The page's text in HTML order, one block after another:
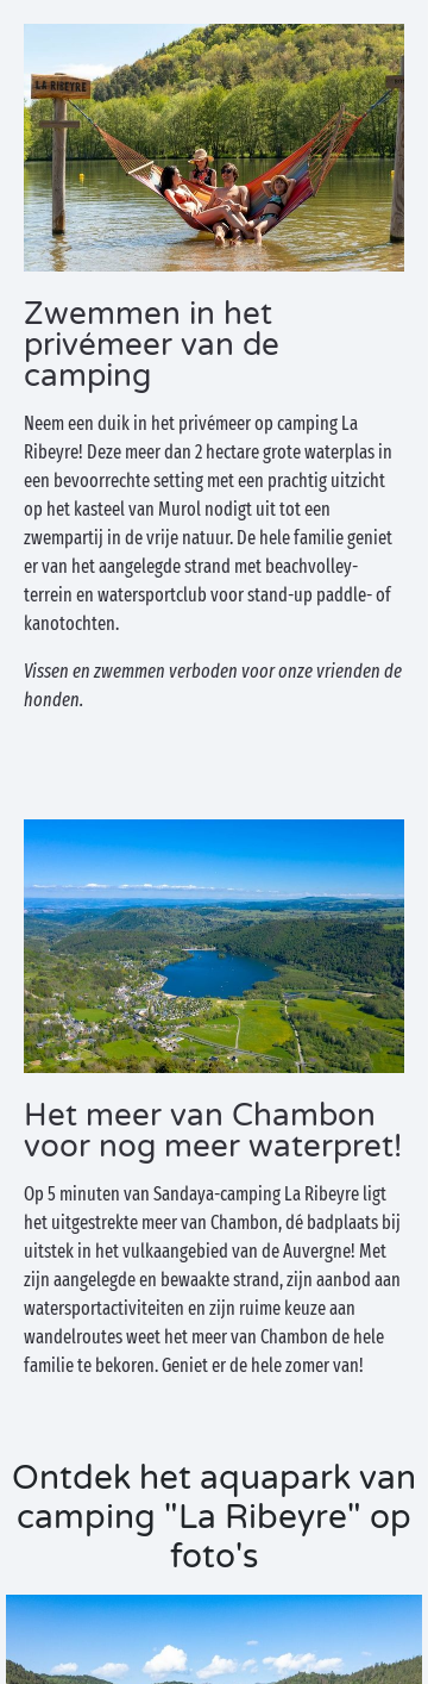
Zwemmen in het
privémeer van de
camping
Neem een duik in het privémeer op camping La
Ribeyre! Deze meer dan 2 hectare grote waterplas in
een bevoorrechte setting met een prachtig uitzicht
op het kasteel van Murol nodigt uit tot een
zwempartij in de vrije natuur. De hele familie geniet
er van het aangelegde strand met beachvolley-
terrein en watersportclub voor stand-up paddle- of
kanotochten.
Vissen en zwemmen verboden voor onze vrienden de
honden.
Het meer van Chambon
voor nog meer waterpret!
Op 5 minuten van Sandaya-camping La Ribeyre ligt
het uitgestrekte meer van Chambon, dé badplaats bij
uitstek in het vulkaangebied van de Auvergne! Met
zijn aangelegde en bewaakte strand, zijn aanbod aan
watersportactiviteiten en zijn ruime keuze aan
wandelroutes weet het meer van Chambon de hele
familie te bekoren. Geniet er de hele zomer van!
Ontdek het aquapark van
camping "La Ribeyre" op
foto's